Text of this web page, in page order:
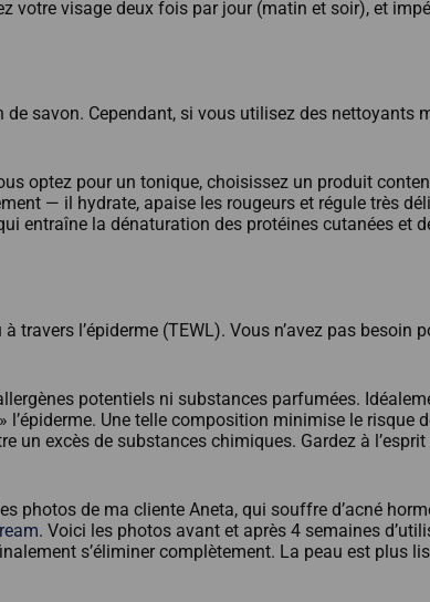
votre visage deux fois par jour (matin et soir), et
savon. Cependant, si vous utilisez des nettoyants
optez pour un tonique, choisissez un produit
— il hydrate, apaise les rougeurs et régule très
entraîne la dénaturation des protéines cutanées et
l’épiderme (TEWL). Vous n’avez pas
potentiels ni substances parfumées.
Une telle composition minimise le risque
excès de substances chimiques. Gardez à
photos de ma cliente Aneta, qui souffre d’acné
. Voici les photos avant et après 4 semaines
s’éliminer complètement. La peau est plus